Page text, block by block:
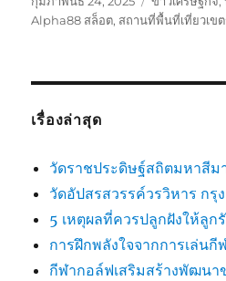
เมื่อ
หมู่
Alpha88 สล็อต, สถานที่พื้นที่เที่ยวเข
เรื่องล่าสุด
วัดราชประดิษฐ์สถิตมหาสีม
วัดอัปสรสวรรค์วรวิหาร กรุ
5 เหตุผลที่ควรปลูกฝังให้ลูก
การฝึกพลังใจจากการเล่นกี
กีฬากอล์ฟเสริมสร้างพัฒนา